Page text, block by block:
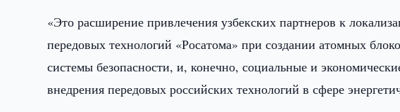
«Это расширение привлечения узбекских партнеров к
передовых технологий «Росатома» при создании атомных
системы безопасности, и, конечно, социальные и
внедрения передовых российских технологий в сфере